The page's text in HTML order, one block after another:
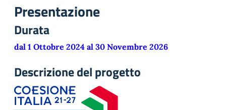
Presentazione
Durata
dal 1 Ottobre 2024 al 30 Novembre 2026
Descrizione del progetto